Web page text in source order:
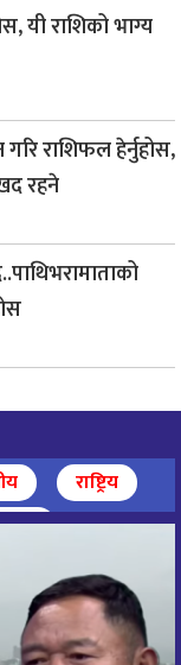
यी राशिको भाग्य
राशिफल हेर्नुहोस,
रहने
दिनको सुरुवात गर्दै,
दर्शन गरि
राष्ट्रिय